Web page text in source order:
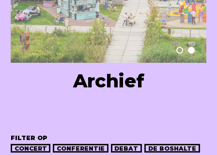
Raum Lab
Archief
FILTER OP
CONCERT
CONFERENTIE DEBAT
DE BOSHALTE